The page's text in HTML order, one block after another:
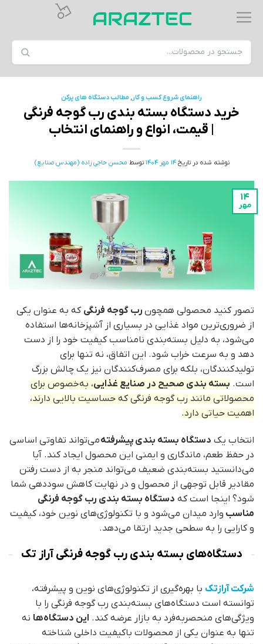
راهنمای شروع کسب و کار, مطالب دستگاه های پرکن
خرید دستگاه بسته‌ بندی رب گوجه فرنگی
| قیمت، انواع و راهنمای انتخاب
نوشته شده در تاریخ14 مهر 1404 توسط محسن حاجی زاده (مهندس صنایع)
14
مهر
تصور کنید محصولی همچون رب گوجه فرنگی که به عنوان یکی
از ضروری‌ترین مواد غذایی در بسیاری از آشپزخانه‌ها استفاده
می‌شود، به دلیل بسته‌بندی نامناسب کیفیت خود را از دست
دهد و به سرعت خراب شود. این اتفاق، نه تنها برای
تولیدکنندگان، بلکه برای مصرف‌کنندگان نیز یک چالش بزرگ
است. بسته‌ بندی صحیح در صنایع غذایی، به‌خصوص برای
محصولاتی مانند رب گوجه فرنگی که حساسیت بالایی دارند،
اهمیت حیاتی دارد.
انتخاب یک دستگاه بسته‌ بندی پیشرفتهمی‌تواند تفاوتی اساسی
در حفظ طعم، ماندگاری و ایمنی این محصول ایجاد کند. آیا
می‌دانستید بسته‌بندی ضعیف می‌تواند منجر به از دست رفتن
مقادیر قابل توجهی از محصول و در نهایت کاهش سوددهی شما
شود؟ اینجا است که دستگاه بسته بندی رب گوجه فرنگی
مناسب وارد میدان می‌شود و با تکنولوژی‌های نوین خود، کیفیت
و کارایی را به سطحی جدید ارتقا می‌دهد.
دستگاه‌های بسته‌ بندی رب گوجه فرنگی آراز تک
شرکت آرازتک با بهره‌گیری از تکنولوژی‌های نوین و پیشرفته،
توانسته است دستگاه‌های بسته‌بندی رب گوجه فرنگی را با
ویژگی‌های منحصربه‌فرد به بازار عرضه کند. این دستگاه‌ها نه
تنها به عنوان یکی از محصولات باکیفیت داخلی شناخته